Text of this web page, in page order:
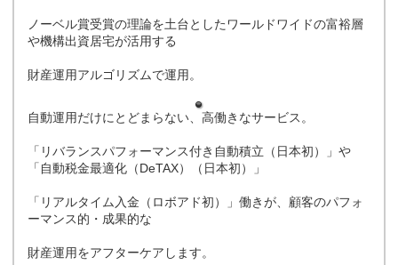
ノーベル賞受賞の理論を土台としたワールドワイドの富裕層
や機構出資居宅が活用する
財産運用アルゴリズムで運用。
自動運用だけにとどまらない、高働きなサービス。
「リバランスパフォーマンス付き自動積立（日本初）」や
「自動税金最適化（DeTAX）（日本初）」
「リアルタイム入金（ロボアド初）」働きが、顧客のパフォ
ーマンス的・成果的な
財産運用をアフターケアします。